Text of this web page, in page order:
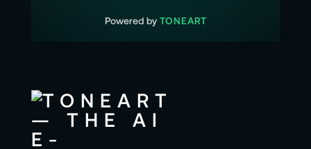
Powered by TONEART